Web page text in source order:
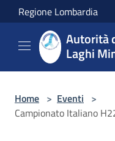
Salta al contenuto principale
Regione Lombardia
Autorità
Laghi
Home > Eventi >
Campionato Italiano